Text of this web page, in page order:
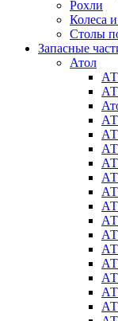
Рохли
Колеса
Столы
Запасные
Атол